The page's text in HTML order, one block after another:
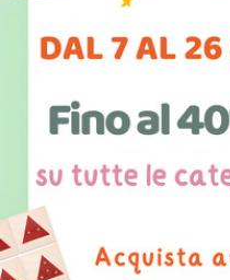
: Quando ascolti i
attenzione ci metti,
particolare quei
avere piùdifficoltàcon
e che con questo
possibilità ditrovare
loro. E grazie a questo,
possono guardarli in
posto nuovoall’interno